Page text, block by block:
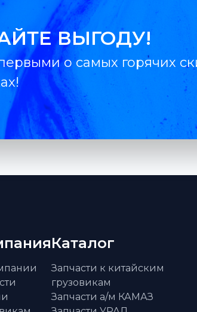
ВЫГОДУ!
о самых горячих
Каталог
Запчасти к китайским
грузовикам
Запчасти а/м КАМАЗ